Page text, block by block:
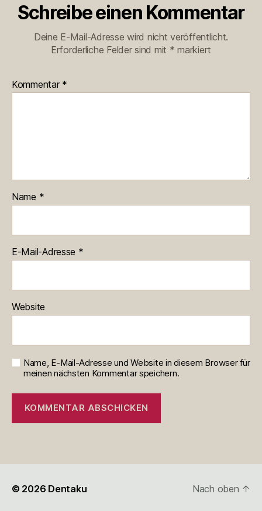
Schreibe einen Kommentar
Deine E-Mail-Adresse wird nicht veröffentlicht.
Erforderliche Felder sind mit * markiert
Kommentar *
Name *
E-Mail-Adresse *
Website
Name, E-Mail-Adresse und Website in diesem Browser für
meinen nächsten Kommentar speichern.
© 2026 Dentaku Nach oben ↑